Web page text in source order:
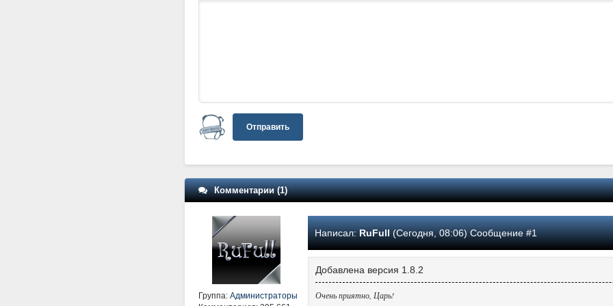
Отправить
Комментарии (1)
Группа: Администраторы
Написал: RuFull(Сегодня, 08:06) Сообщение #1
Добавлена версия 1.8.2
Очень приятно, Царь!